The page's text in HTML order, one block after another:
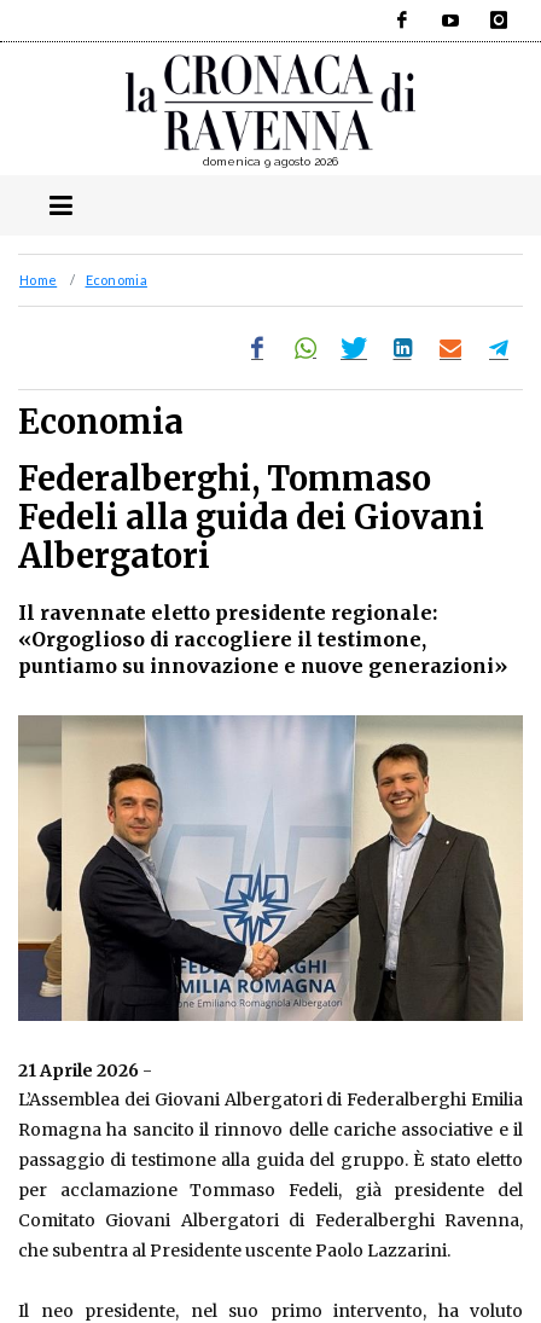
domenica 9 agosto 2026
Home Economia
Economia
Federalberghi, Tommaso
Fedeli alla guida dei Giovani
Albergatori
Il ravennate eletto presidente regionale:
«Orgoglioso di raccogliere il testimone,
puntiamo su innovazione e nuove generazioni»
21 Aprile 2026 -
L’Assemblea dei Giovani Albergatori di Federalberghi Emilia
Romagna ha sancito il rinnovo delle cariche associative e il
passaggio di testimone alla guida del gruppo. È stato eletto
per acclamazione Tommaso Fedeli, già presidente del
Comitato Giovani Albergatori di Federalberghi Ravenna,
che subentra al Presidente uscente Paolo Lazzarini.
Il neo presidente, nel suo primo intervento, ha voluto